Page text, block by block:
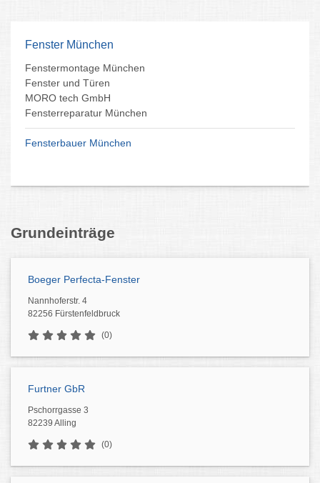
Fenster München
Fenstermontage München
Fenster und Türen
MORO tech GmbH
Fensterreparatur München
Fensterbauer München
Grundeinträge
Boeger Perfecta-Fenster
Nannhoferstr. 4
82256 Fürstenfeldbruck
(0)
Furtner GbR
Pschorrgasse 3
82239 Alling
(0)